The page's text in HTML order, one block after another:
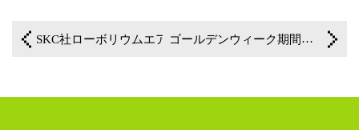
SKC社ローボリウムエアサンプラー下取りキャンペーンのご案内！（期間延長） ゴールデンウィーク期間中の休業のお知らせ
一覧に戻る